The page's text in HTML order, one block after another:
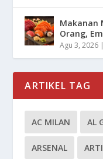
Makanan
Orang,
Agu 3, 2026 |
ARTIKEL TAG
AC MILAN AL
ARSENAL